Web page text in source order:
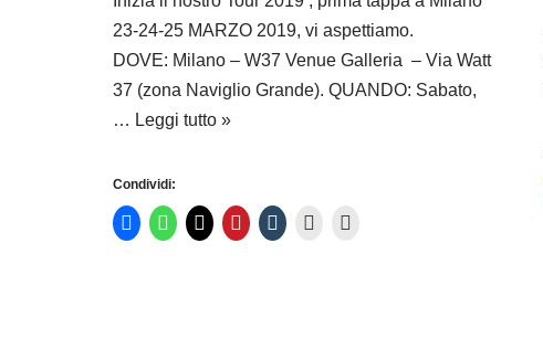
23-24-25 MARZO 2019, vi aspettiamo.
DOVE: Milano – W37 Venue Galleria – Via Watt
37 (zona Naviglio Grande). QUANDO: Sabato,
… Leggi tutto »
Condividi: